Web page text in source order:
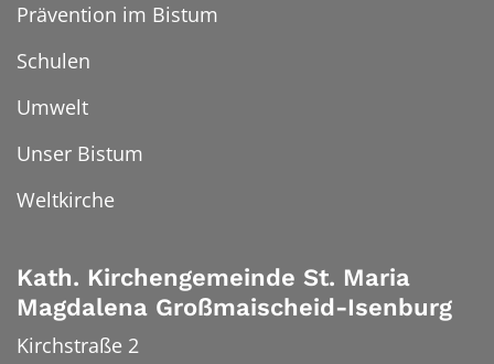
Prävention im Bistum
Schulen
Umwelt
Unser Bistum
Weltkirche
Kath. Kirchengemeinde St. Maria
Magdalena Großmaischeid-Isenburg
Kirchstraße 2